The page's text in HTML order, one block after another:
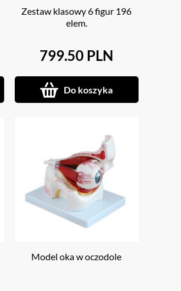
Zestaw klasowy 6 figur 196
elem.
799.50 PLN
Do koszyka
Model oka w oczodole